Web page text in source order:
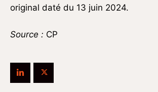
original daté du 13 juin 2024.
Source : CP